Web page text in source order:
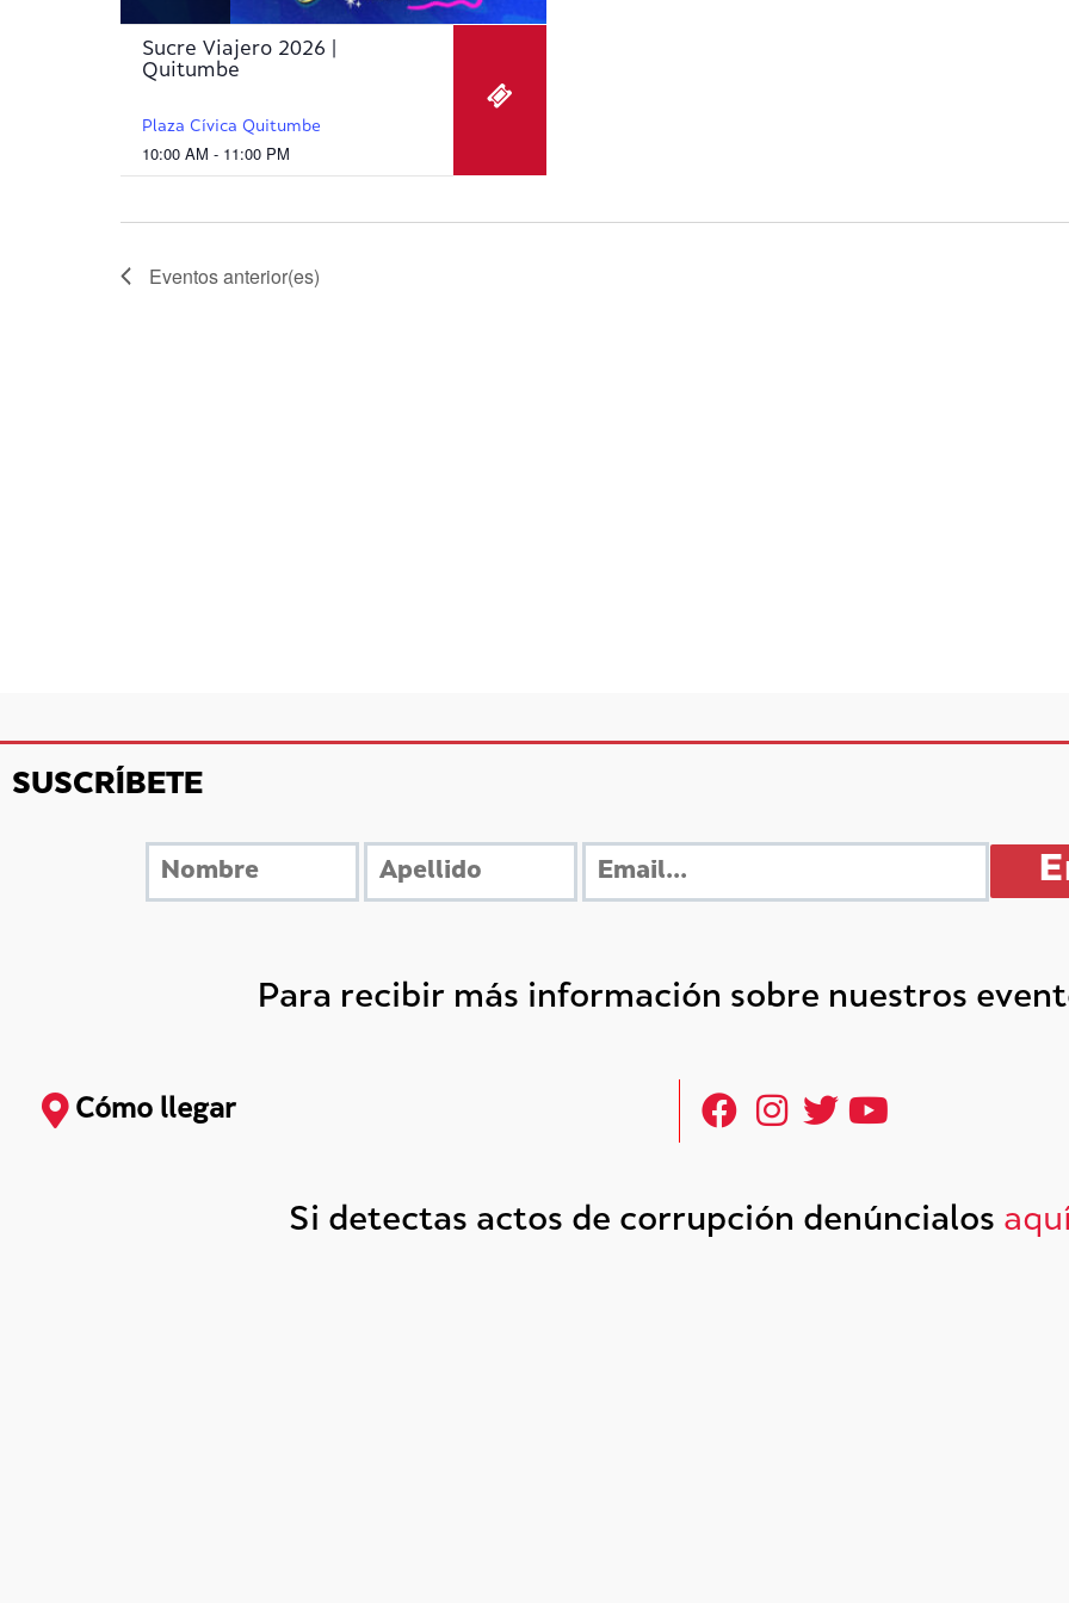
h
a
Sucre Viajero 2026 |
Quitumbe
Plaza Cívica Quitumbe
10:00 AM - 11:00 PM
Eventosanterior(es)
SUSCRÍBETE
Para recibir más información sobre nuestros
Cómo llegar
Si detectas actos de corrupción denúncialos